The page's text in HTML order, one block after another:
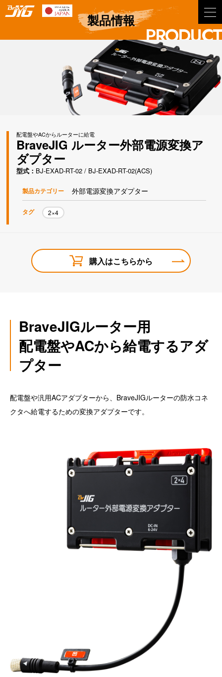
BraveJIG
製品情報
PRODUCT
配電盤やACからルーターに給電
BraveJIG ルーター外部電源変換ア
ダプター
型式 BJ-EXAD-RT-02 / BJ-EXAD-RT-02(ACS)
製品カテゴリー 外部電源変換アダプター
タグ 2×4
購入はこちらから
BraveJIGルーター用
配電盤やACから給電するアダ
プター
配電盤や汎用ACアダプターから、BraveJIGルーターの防水コネ
クタへ給電するための変換アダプターです。